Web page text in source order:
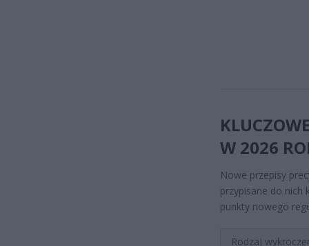
W 2026
Nowe przepisy
przypisane do nich
punkty nowego
Rodzaj